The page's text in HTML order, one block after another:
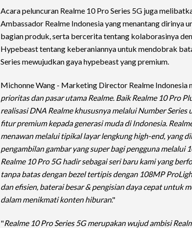
Acara peluncuran Realme 10 Pro Series 5G juga
Ambassador Realme Indonesia yang menantang dirinya
bagian produk, serta bercerita tentang kolaborasinya
Hypebeast tentang keberaniannya untuk mendobrak
Series mewujudkan gaya hypebeast yang premium.
Michonne Wang - Marketing Director Realme Indonesia
prioritas dan pasar utama Realme. Baik Realme 10 Pro
realisasi DNA Realme khususnya melalui Number
fitur premium kepada generasi muda di Indonesia.
menawan melalui tipikal layar lengkung high-end, yang
pengambilan gambar yang super bagi pengguna melalui
Realme 10 Pro 5G hadir sebagai seri baru kami yang
tanpa batas dengan bezel tertipis dengan 108MP
dan efisien, baterai besar & pengisian daya cepat untuk
dalam menikmati konten hiburan."
"Realme 10 Pro Series 5G merupakan wujud ambisi